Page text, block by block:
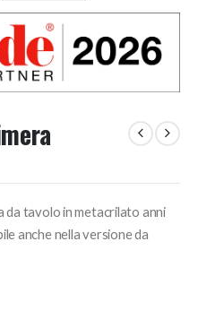
da tavolo in metacrilato anni
anche nella versione da